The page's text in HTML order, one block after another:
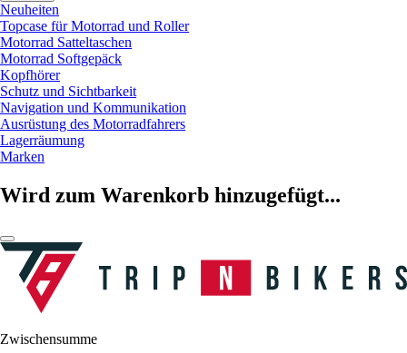
Neuheiten
Topcase für Motorrad und Roller
Motorrad Satteltaschen
Motorrad Softgepäck
Kopfhörer
Schutz und Sichtbarkeit
Navigation und Kommunikation
Ausrüstung des Motorradfahrers
Lagerräumung
Marken
Wird zum Warenkorb hinzugefügt...
Zwischensumme